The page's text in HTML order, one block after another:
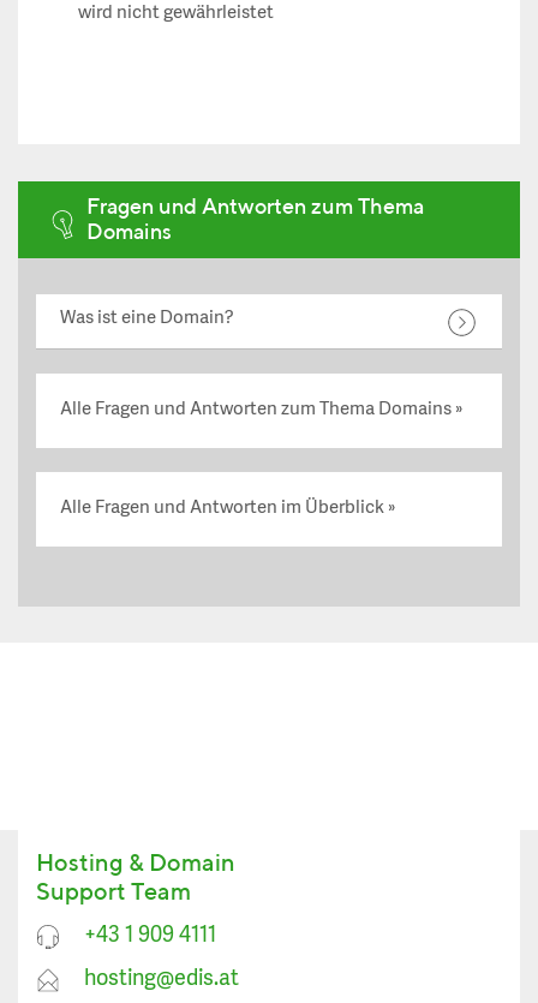
wird nicht gewährleistet
Fragen und Antworten zum Thema
Domains
Was ist eine Domain?
Alle Fragen und Antworten zum Thema Domains
Alle Fragen und Antworten im Überblick
Hosting & Domain
Support Team
+43 1 909 4111
hosting@edis.at